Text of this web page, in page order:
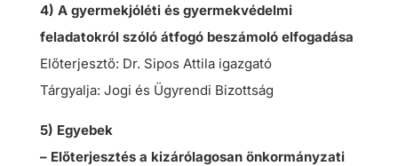
4) A gyermekjóléti és gyermekvédelmi
feladatokról szóló átfogó beszámoló elfogadása
Előterjesztő: Dr. Sipos Attila igazgató
Tárgyalja: Jogi és Ügyrendi Bizottság
5) Egyebek
– Előterjesztés a kizárólagosan önkormányzati